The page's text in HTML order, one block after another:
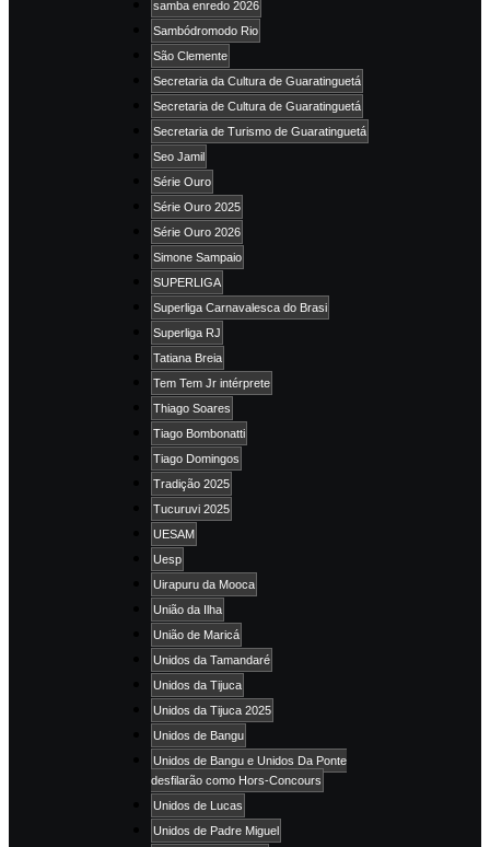
samba enredo 2026
Sambódromodo Rio
São Clemente
Secretaria da Cultura de Guaratinguetá
Secretaria de Cultura de Guaratinguetá
Secretaria de Turismo de Guaratinguetá
Seo Jamil
Série Ouro
Série Ouro 2025
Série Ouro 2026
Simone Sampaio
SUPERLIGA
Superliga Carnavalesca do Brasi
Superliga RJ
Tatiana Breia
Tem Tem Jr intérprete
Thiago Soares
Tiago Bombonatti
Tiago Domingos
Tradição 2025
Tucuruvi 2025
UESAM
Uesp
Uirapuru da Mooca
União da Ilha
União de Maricá
Unidos da Tamandaré
Unidos da Tijuca
Unidos da Tijuca 2025
Unidos de Bangu
Unidos de Bangu e Unidos Da Ponte
desfilarão como Hors-Concours
Unidos de Lucas
Unidos de Padre Miguel